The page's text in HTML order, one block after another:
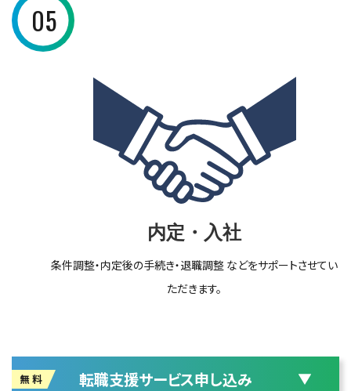
05
内定・入社
条件調整・内定後の手続き・退職調整 などをサポートさせてい
ただきます。
転職支援サービス申し込み